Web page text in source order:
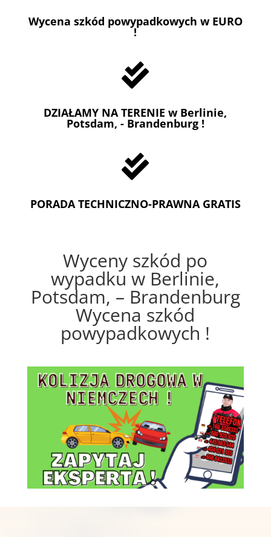
Wycena szkód powypadkowych w EURO
!

DZIAŁAMY NA TERENIE w Berlinie,
Potsdam, - Brandenburg !

PORADA TECHNICZNO-PRAWNA GRATIS
Wyceny szkód po
wypadku w Berlinie,
Potsdam, – Brandenburg
Wycena szkód
powypadkowych !